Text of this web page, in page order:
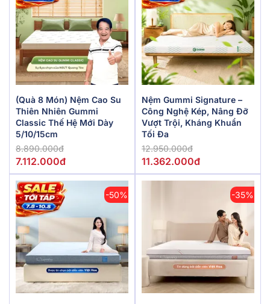
(Quà 8 Món) Nệm Cao Su
Thiên Nhiên Gummi
Classic Thế Hệ Mới Dày
5/10/15cm
8.890.000đ
7.112.000đ
Nệm Gummi Signature –
Công Nghệ Kép, Nâng Đỡ
Vượt Trội, Kháng Khuẩn
Tối Đa
12.950.000đ
11.362.000đ
-50% -35%